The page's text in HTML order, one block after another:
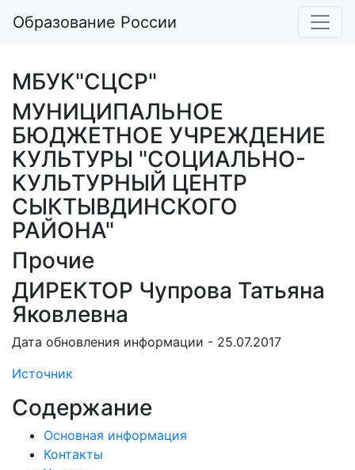
Образование России
МБУК"СЦСР"
МУНИЦИПАЛЬНОЕ
БЮДЖЕТНОЕ УЧРЕЖДЕНИЕ
КУЛЬТУРЫ "СОЦИАЛЬНО-
КУЛЬТУРНЫЙ ЦЕНТР
СЫКТЫВДИНСКОГО
РАЙОНА"
Прочие
ДИРЕКТОР Чупрова Татьяна
Яковлевна
Дата обновления информации - 25.07.2017
Источник
Содержание
Основная информация
Контакты